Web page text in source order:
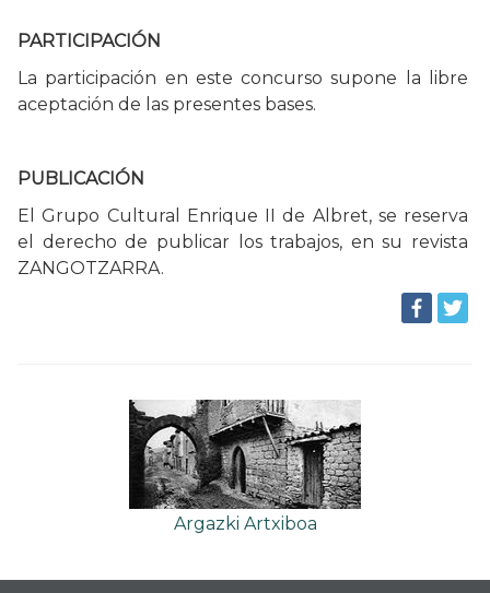
PARTICIPACIÓN
La participación en este concurso supone la libre
aceptación de las presentes bases.
PUBLICACIÓN
El Grupo Cultural Enrique II de Albret, se reserva
el derecho de publicar los trabajos, en su revista
ZANGOTZARRA.
Argazki Artxiboa